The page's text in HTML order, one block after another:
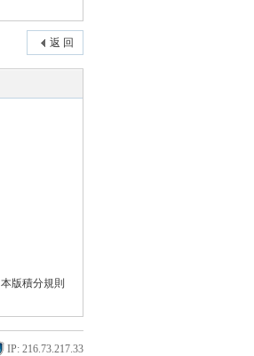
返 回
本版積分規則
IP: 216.73.217.33